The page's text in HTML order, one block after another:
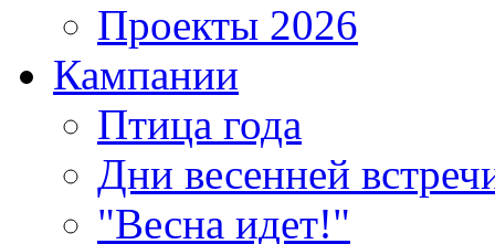
Проекты 2026
Кампании
Птица года
Дни весенней
"Весна идет!"